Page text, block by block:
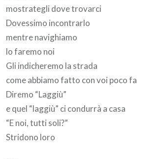
mostrategli dove trovarci
Dovessimo incontrarlo
mentre navighiamo
lo faremo noi
Gli indicheremo la strada
come abbiamo fatto con voi poco fa
Diremo “Laggiù”
e quel “laggiù” ci condurrà a casa
“E noi, tutti soli?”
Stridono loro